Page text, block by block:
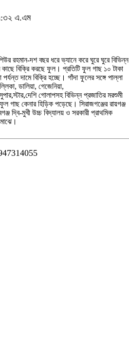
এ.এম
রহমান-দশ বছর ধরে ভ্যানে করে ঘুরে ঘুরে বিভিন্ন
কাছে বিক্রি করছে ফুল। প্রতিটি ফুল গাছ ১০ টাকা
দামে বিক্রি হচ্ছে। গাঁদা ফুলের সঙ্গে পাল্লা
মাঝে।